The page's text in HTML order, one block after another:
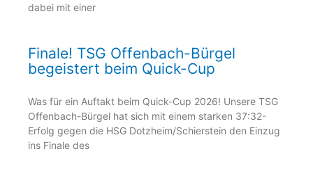
dabei mit einer
Finale! TSG Offenbach-Bürgel
begeistert beim Quick-Cup
Was für ein Auftakt beim Quick-Cup 2026! Unsere TSG
Offenbach-Bürgel hat sich mit einem starken 37:32-
Erfolg gegen die HSG Dotzheim/Schierstein den Einzug
ins Finale des